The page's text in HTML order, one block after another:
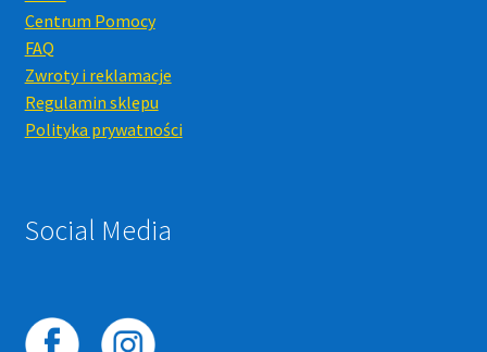
Centrum Pomocy
FAQ
Zwroty i reklamacje
Regulamin sklepu
Polityka prywatności
Social Media